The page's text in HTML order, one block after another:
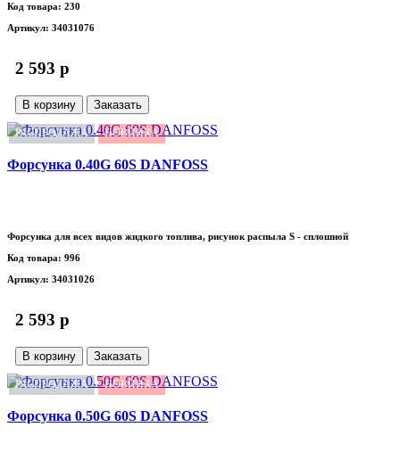
Код товара: 230
Артикул: 34031076
2 593 p
В корзину Заказать
РАСПРОДАЖА НОВИНКА
Форсунка 0.40G 60S DANFOSS
Форсунка для всех видов жидкого топлива, рисунок распыла S - сплошной
Код товара: 996
Артикул: 34031026
2 593 p
В корзину Заказать
РАСПРОДАЖА НОВИНКА
Форсунка 0.50G 60S DANFOSS